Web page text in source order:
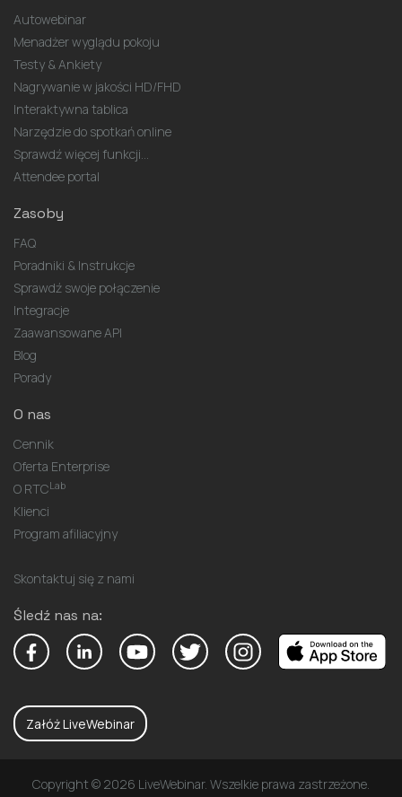
Autowebinar
Menadżer wyglądu pokoju
Testy & Ankiety
Nagrywanie w jakości HD/FHD
Interaktywna tablica
Narzędzie do spotkań online
Sprawdź więcej funkcji...
Attendee portal
Zasoby
FAQ
Poradniki & Instrukcje
Sprawdź swoje połączenie
Integracje
Zaawansowane API
Blog
Porady
O nas
Cennik
Oferta Enterprise
O RTCLab
Klienci
Program afiliacyjny
Skontaktuj się z nami
Śledź nas na:
Załóż LiveWebinar
Copyright © 2026 LiveWebinar. Wszelkie prawa zastrzeżone.